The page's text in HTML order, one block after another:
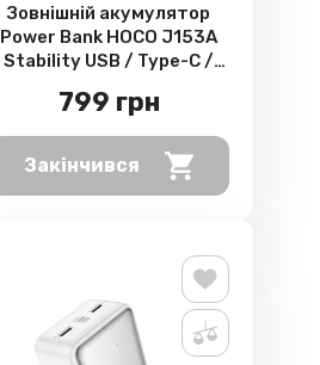
Зовнішній акумулятор
Power Bank HOCO J153A
Stability USB / Type-C /
Black
799 грн
Закінчився